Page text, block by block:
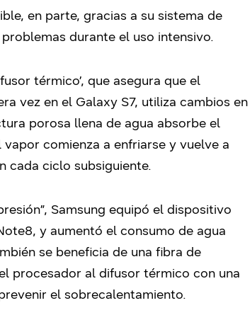
en parte, gracias a su sistema de
durante el uso intensivo.
térmico’, que asegura que el
vez en el Galaxy S7, utiliza cambios en
porosa llena de agua absorbe el
comienza a enfriarse y vuelve a
cada ciclo subsiguiente.
Samsung equipó el dispositivo
y aumentó el consumo de agua
se beneficia de una fibra de
procesador al difusor térmico con una
el sobrecalentamiento.